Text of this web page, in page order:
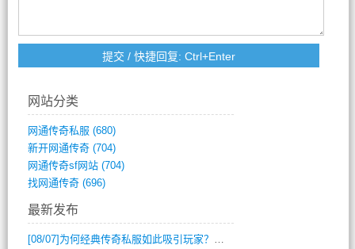
网站分类
网通传奇私服 (680)
新开网通传奇(704)
网通传奇sf网站(704)
找网通传奇(696)
最新发布
[08/07] 为何经典传奇私服如此吸引玩家？深度攻略解析